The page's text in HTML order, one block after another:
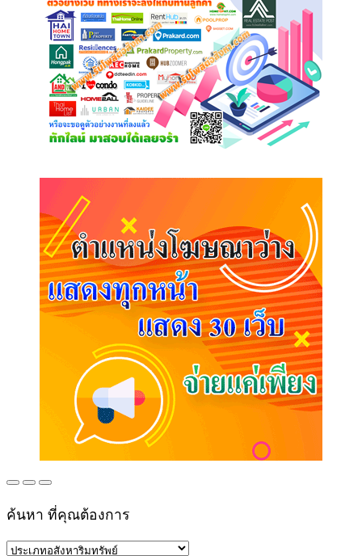
ค้นหา ที่คุณต้องการ